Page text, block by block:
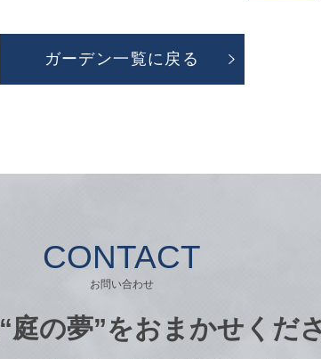
ガーデン一覧に戻る
CONTACT
お問い合わせ
“庭の夢”をおまかせくだ